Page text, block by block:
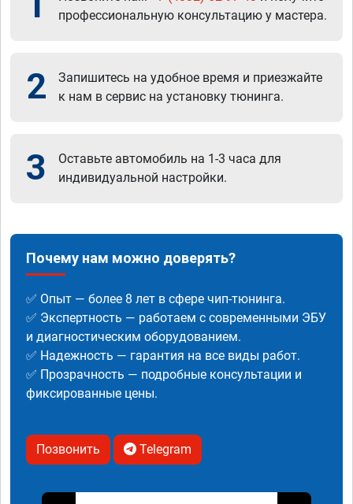
профессиональную консультацию у мастера.
2
Запишитесь на удобное время и приезжайте
к нам в сервис на установку тюнинга.
3
Оставьте автомобиль на 1-3 часа для
индивидуальной настройки.
Почему нам можно доверять?
✅ Опыт — более 8 лет в сфере чип-тюнинга.
✅ Экспертность — работаем с современными ЭБУ
и диагностическим оборудованием.
✅ Надежность — гарантия на все виды работ.
✅ Прозрачность — подробные консультации и
фиксированные цены.
Позвонить Telegram